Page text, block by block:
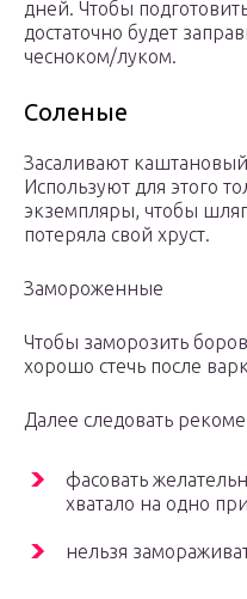
дней. Чтобы
достаточно будет
чесноком/луком.
Соленые
Засаливают
Используют для этого
экземпляры, чтобы
потеряла свой хруст.
Замороженные
Чтобы заморозить
хорошо стечь после
Далее следовать
фасовать
хватало на одно
нельзя